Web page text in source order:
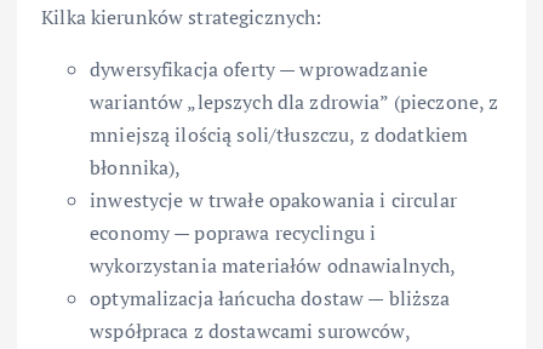
Kilka kierunków strategicznych:
dywersyfikacja oferty — wprowadzanie
wariantów „lepszych dla zdrowia” (pieczone, z
mniejszą ilością soli/tłuszczu, z dodatkiem
błonnika),
inwestycje w trwałe opakowania i circular
economy — poprawa recyclingu i
wykorzystania materiałów odnawialnych,
optymalizacja łańcucha dostaw — bliższa
współpraca z dostawcami surowców,